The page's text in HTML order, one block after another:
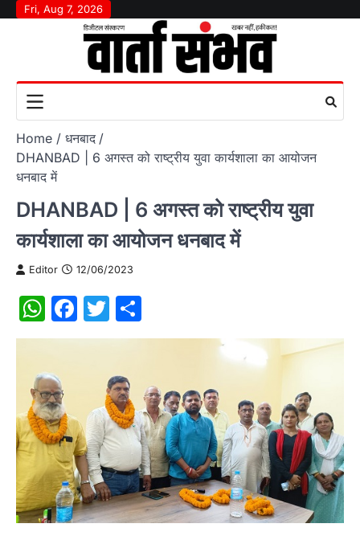
SkipFri, Aug 7, 2026
Home
धनबाद
DHANBAD | 6 अगस्त को राष्ट्रीय युवा कार्यशाला का आयोजन
धनबाद में
DHANBAD | 6 अगस्त को राष्ट्रीय युवा
कार्यशाला का आयोजन धनबाद में
Editor 12/06/2023
WhatsApp
Facebook
Twitter